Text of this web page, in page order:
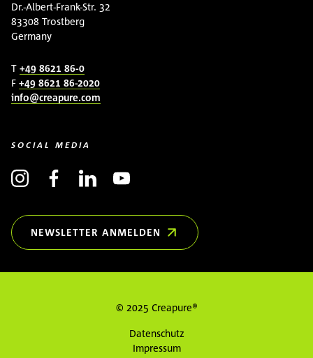
Dr.-Albert-Frank-Str. 32
83308 Trostberg
Germany
T +49 8621 86-0
F +49 8621 86-2020
info@creapure.com
SOCIAL MEDIA
NEWSLETTER ANMELDEN
(ÖFFNET IN NEUEM FENSTER)
© 2025 Creapure®
Datenschutz
Impressum